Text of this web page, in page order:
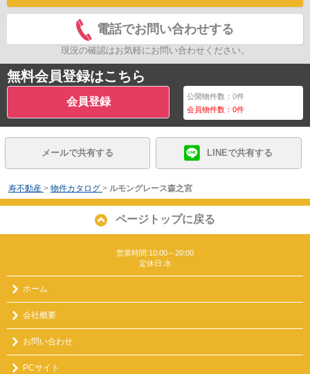
電話でお問い合わせする
現況の確認はお気軽にお問い合わせください。
無料会員登録はこちら
会員登録 公開物件数：0件
会員物件数：0件
メールで共有する LINEで共有する
寿不動産 > 物件カタログ > ルモングレース森之宮
ページトップに戻る
営業時間:10:00～20:00
定休日:水
ホーム
会社概要
お問い合わせ
PCサイト